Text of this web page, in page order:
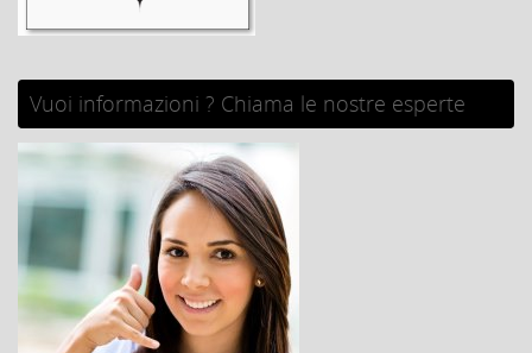
Vuoi informazioni ? Chiama le nostre esperte